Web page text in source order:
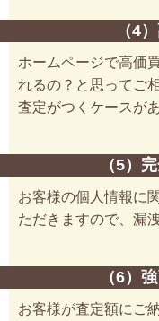
（4
ホームページで高価
れるの？と思ってご
査定がつくケースが
（5）
お客様の個人情報に
ただきますので、漏
（6）
お客様が査定額にご